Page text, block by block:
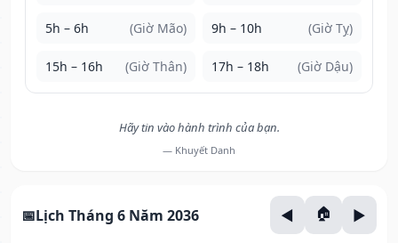
5h – 6h (Giờ Mão) 9h – 10h (Giờ Tỵ)
15h – 16h (Giờ Thân) 17h – 18h (Giờ Dậu)
Hãy tin vào hành trình của bạn.
— Khuyết Danh
Lịch Tháng 6 Năm 2036